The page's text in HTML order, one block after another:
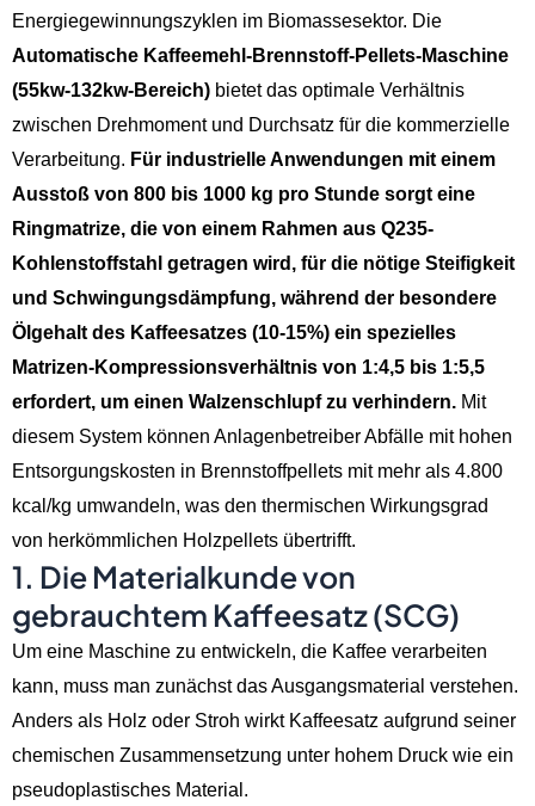
Energiegewinnungszyklen im Biomassesektor. Die
Automatische Kaffeemehl-Brennstoff-Pellets-Maschine
(55kw-132kw-Bereich) bietet das optimale Verhältnis
zwischen Drehmoment und Durchsatz für die kommerzielle
Verarbeitung. Für industrielle Anwendungen mit einem
Ausstoß von 800 bis 1000 kg pro Stunde sorgt eine
Ringmatrize, die von einem Rahmen aus Q235-
Kohlenstoffstahl getragen wird, für die nötige Steifigkeit
und Schwingungsdämpfung, während der besondere
Ölgehalt des Kaffeesatzes (10-15%) ein spezielles
Matrizen-Kompressionsverhältnis von 1:4,5 bis 1:5,5
erfordert, um einen Walzenschlupf zu verhindern. Mit
diesem System können Anlagenbetreiber Abfälle mit hohen
Entsorgungskosten in Brennstoffpellets mit mehr als 4.800
kcal/kg umwandeln, was den thermischen Wirkungsgrad
von herkömmlichen Holzpellets übertrifft.
1. Die Materialkunde von
gebrauchtem Kaffeesatz (SCG)
Um eine Maschine zu entwickeln, die Kaffee verarbeiten
kann, muss man zunächst das Ausgangsmaterial verstehen.
Anders als Holz oder Stroh wirkt Kaffeesatz aufgrund seiner
chemischen Zusammensetzung unter hohem Druck wie ein
pseudoplastisches Material.